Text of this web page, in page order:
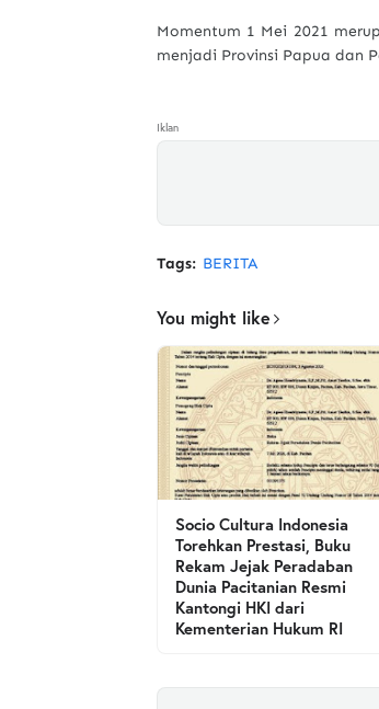
Momentum 1 Mei 2021
menjadi Provinsi Papua dan
Iklan
Tags: BERITA
You might like
Socio Cultura Indonesia
Torehkan Prestasi, Buku
Rekam Jejak Peradaban
Dunia Pacitanian Resmi
Kantongi HKI dari
Kementerian Hukum RI